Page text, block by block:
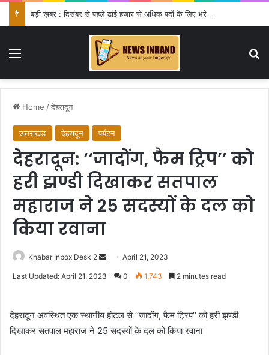
बड़ी ख़बर : दिसंबर से पहले ढाई हजार से अधिक पदों के लिए भरे जाएंगे फार्म
Menu
Home /देहरादून
उत्तराखंड देहरादून पर्यटन
देहरादून: ‘‘जादोंग, फैम ट्रिप’’ को
हरी झण्डी दिखाकर सतपाल
महाराज ने 25 सदस्यों के दल को
किया रवाना
Khabar Inbox Desk 2
SendApril 21, 2023
Last Updated: April 21, 2023 0 1,743 2 minutes read
देहरादून अवस्थित एक स्थानीय होटल से ‘‘जादोंग, फैम ट्रिप’’ को हरी झण्डी
दिखाकर सतपाल महाराज ने 25 सदस्यों के दल को किया रवाना